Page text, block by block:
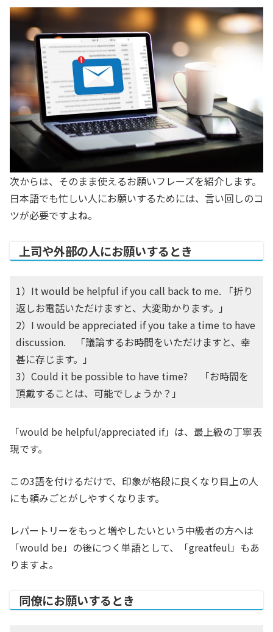
次からは、そのまま使えるお願いフレーズを紹介します。
日本語でも忙しい人にお願いするためには、言い回しのコ
ツが必要ですよね。
上司や外部の人にお願いするとき
1）It would be helpful if you call back to me. 「折り
返しお電話いただけますと、大変助かります。」
2）I would be appreciated if you take a time to have
discussion. 「議論するお時間をいただけますと、幸
甚に存じます。」
3）Could it be possible to have time? 「お時間を
頂戴することは、可能でしょうか？」
「would be helpful/appreciated if」は、最上級の丁寧表
現です。
この3語を付けるだけで、印象が格段に良くなり目上の人
にも頼みごとがしやすくなります。
レパートリーをもっと増やしたいという中級者の方へは
「would be」の後につく単語として、「greatfeul」もあ
りますよ。
同僚にお願いするとき